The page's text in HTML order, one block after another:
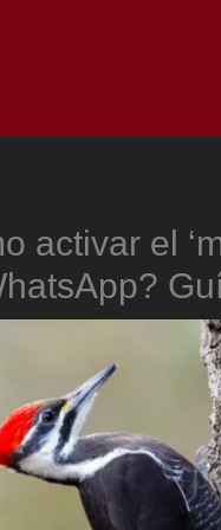
activar el